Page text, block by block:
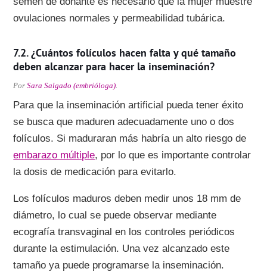
ovulaciones normales y permeabilidad tubárica.
¿Cuántos folículos hacen falta y qué tamaño
deben alcanzar para hacer la inseminación?
PorSara Salgado (embrióloga).
Para que la inseminación artificial pueda tener éxito
se busca que maduren adecuadamente uno o dos
folículos. Si maduraran más habría un alto riesgo de
embarazo múltiple, por lo que es importante controlar
la dosis de medicación para evitarlo.
Los folículos maduros deben medir unos 18 mm de
diámetro, lo cual se puede observar mediante
ecografía transvaginal en los controles periódicos
durante la estimulación. Una vez alcanzado este
tamaño ya puede programarse la inseminación.